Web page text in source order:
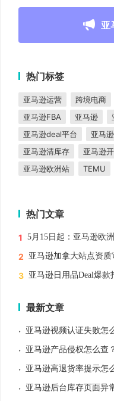
亚
热门标签
亚马逊运营 跨境电商
亚马逊FBA
亚马逊
亚马逊deal平台
亚马
亚马逊清库存
亚马逊
亚马逊欧洲站
TEMU
DeepSeek
亚马逊站外推广体系课
亚马逊选品思路
亚马
选品策略
Deal站
热门文章
1 5月15日起：亚马逊欧
2 亚马逊加拿大站点资质
3 亚马逊日用品Deal爆款
最新文章
· 亚马逊视频认证失败怎
· 亚马逊产品侵权怎么查
· 亚马逊高退货率提示怎
· 亚马逊后台库存页面异